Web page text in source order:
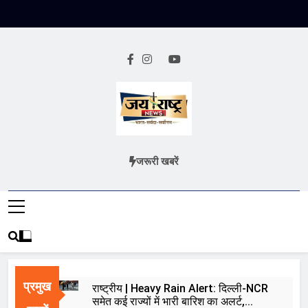
Jai Rashtra
हिंदी समाचार
जरूरी खबरें
प्रमुख
राष्ट्रीय | Heavy Rain Alert: दिल्ली-NCR
समेत कई राज्यों में भारी बारिश का अलर्ट,